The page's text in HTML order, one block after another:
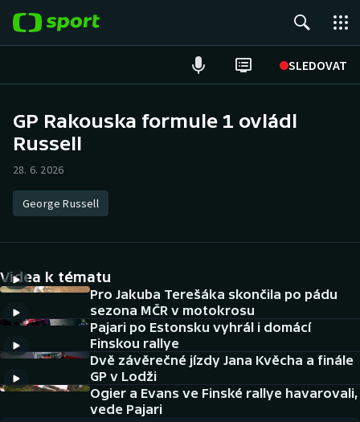
SLEDOVAT
Hokej
Atletika
DALŠÍ SPORTY
Americký fotbal
Baseball a softbal
NEPŘEHLÉDNĚTE
Historické návraty
GP Rakouska formule 1 ovládl
Russell
28. 6. 2026
George Russell
Videa k tématu
Pro Jakuba Terešáka skončila po pádu
sezona MČR v motokrosu
Pajari po Estonsku vyhrál i domácí
Finskou rallye
Dvě závěrečné jízdy Jana Kvěcha a finále
GP v Lodži
Ogier a Evans ve Finské rallye havarovali,
vede Pajari